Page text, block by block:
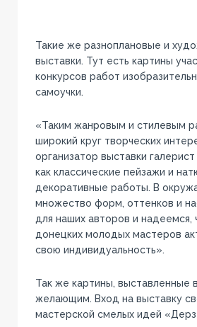
Такие же разноплановые и
выставки. Тут есть картины
конкурсов работ
самоучки.
«Таким жанровым и стилевым
широкий круг творческих
организатор выставки
как классические пейзажи и
декоративные работы. В
множество форм, оттенков и
для наших авторов и надеемся,
донецких молодых мастеров
свою индивидуальность».
Так же картины,
желающим. Вход на выставку
мастерской смелых идей